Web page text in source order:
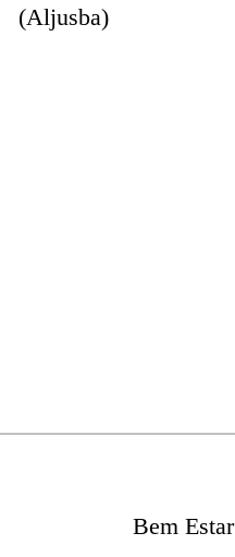
(Aljusba)
Bem Estar